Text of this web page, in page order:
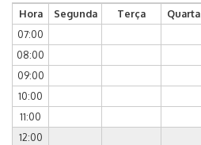
Hora Segunda Terça Quarta
07:00
08:00
09:00
10:00
11:00
12:00